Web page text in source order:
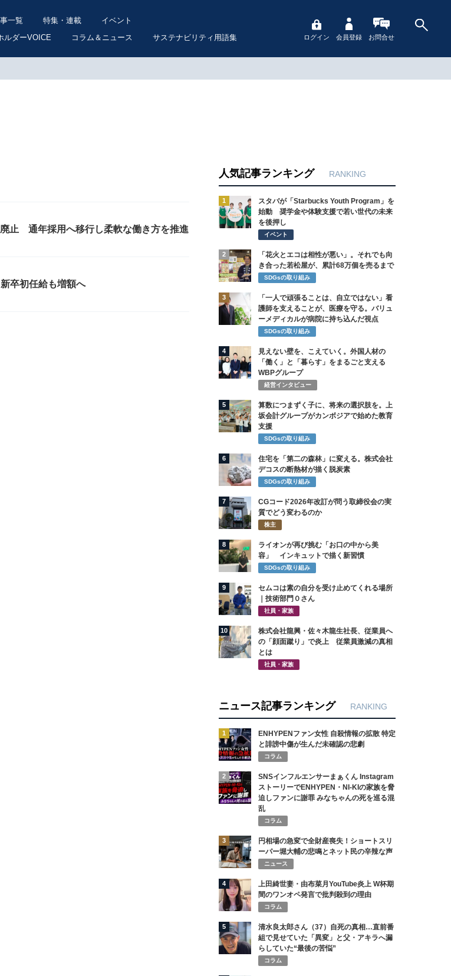
一覧 特集・連載
イベント
ルダーVOICE コラム＆ニュース サステナビリティ用語集 ログイン 会員登録 お問合せ
止 通年採用へ移行し柔軟な働き方を推進
卒初任給も増額へ
人気記事ランキング RANKING
1
スタバが「Starbucks Youth Program」を
始動 奨学金や体験支援で若い世代の未来
を後押し
イベント
2
「花火とエコは相性が悪い」。それでも向
き合った若松屋が、累計68万個を売るまで
SDGsの取り組み
3
「一人で頑張ることは、自立ではない」看
護師を支えることが、医療を守る。バリュ
ーメディカルが病院に持ち込んだ視点
SDGsの取り組み
4
見えない壁を、こえていく。外国人材の
「働く」と「暮らす」をまるごと支える
WBPグループ
経営インタビュー
5
算数につまずく子に、将来の選択肢を。上
坂会計グループがカンボジアで始めた教育
支援
SDGsの取り組み
6
住宅を「第二の森林」に変える。株式会社
デコスの断熱材が描く脱炭素
SDGsの取り組み
7
CGコード2026年改訂が問う取締役会の実
質でどう変わるのか
株主
8
ライオンが再び挑む「お口の中から美
容」 インキュットで描く新習慣
SDGsの取り組み
9
セムコは素の自分を受け止めてくれる場所
｜技術部門０さん
社員・家族
10
株式会社龍興・佐々木龍生社長、従業員へ
の「顔面蹴り」で炎上 従業員激減の真相
とは
社員・家族
ニュース記事ランキング RANKING
1
ENHYPENファン女性 自殺情報の拡散 特定
と誹謗中傷が生んだ未確認の悲劇
コラム
2
SNSインフルエンサーまぁくん Instagram
ストーリーでENHYPEN・NI-KIの家族を脅
迫しファンに謝罪 みなちゃんの死を巡る混
乱
コラム
3
円相場の急変で全財産喪失！ショートスリ
ーパー堀大輔の悲鳴とネット民の辛辣な声
ニュース
4
上田綺世妻・由布菜月YouTube炎上 W杯期
間のワンオペ発言で批判殺到の理由
コラム
5
清水良太郎さん（37）自死の真相…直前番
組で見せていた「異変」と父・アキラへ漏
らしていた“最後の苦悩”
コラム